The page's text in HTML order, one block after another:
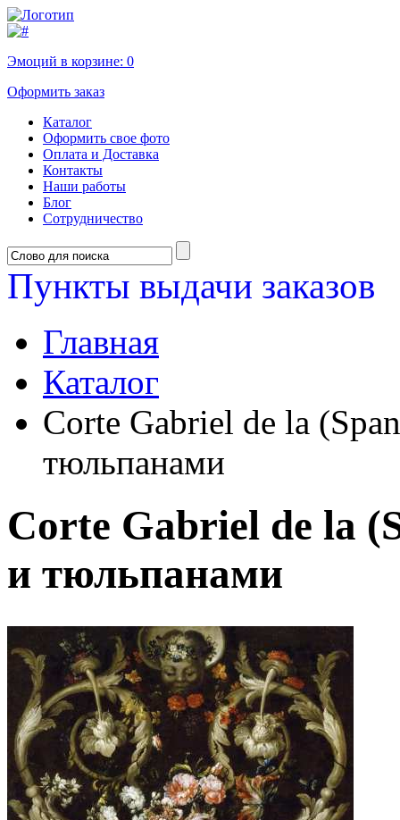
Эмоций в корзине: 0
Оформить заказ
Каталог
Оформить свое фото
Оплата и Доставка
Контакты
Наши работы
Блог
Сотрудничество
Пункты выдачи заказов
Главная
Каталог
Corte Gabriel de la
тюльпанами
Corte Gabriel de la
и тюльпанами